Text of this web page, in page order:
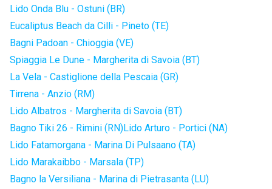
Lido Onda Blu - Ostuni (BR)
Eucaliptus Beach da Cilli - Pineto (TE)
Bagni Padoan - Chioggia (VE)
Spiaggia Le Dune - Margherita di Savoia (BT)
La Vela - Castiglione della Pescaia (GR)
Tirrena - Anzio (RM)
Lido Albatros - Margherita di Savoia (BT)
Bagno Tiki 26 - Rimini (RN)Lido Arturo - Portici (NA)
Lido Fatamorgana - Marina Di Pulsaano (TA)
Lido Marakaibbo - Marsala (TP)
Bagno la Versiliana - Marina di Pietrasanta (LU)